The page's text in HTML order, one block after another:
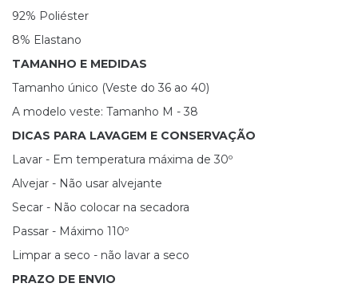
92% Poliéster
8% Elastano
TAMANHO E MEDIDAS
Tamanho único (Veste do 36 ao 40)
A modelo veste: Tamanho M - 38
DICAS PARA LAVAGEM E CONSERVAÇÃO
Lavar - Em temperatura máxima de 30º
Alvejar - Não usar alvejante
Secar - Não colocar na secadora
Passar - Máximo 110º
Limpar a seco - não lavar a seco
PRAZO DE ENVIO